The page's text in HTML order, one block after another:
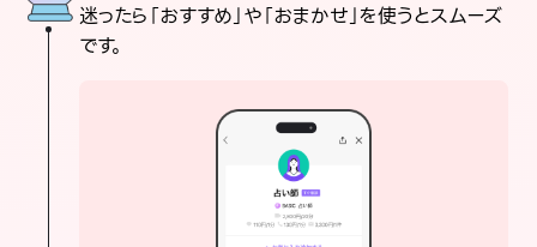
迷ったら「おすすめ」や「おまかせ」を使うとスムーズ
です。